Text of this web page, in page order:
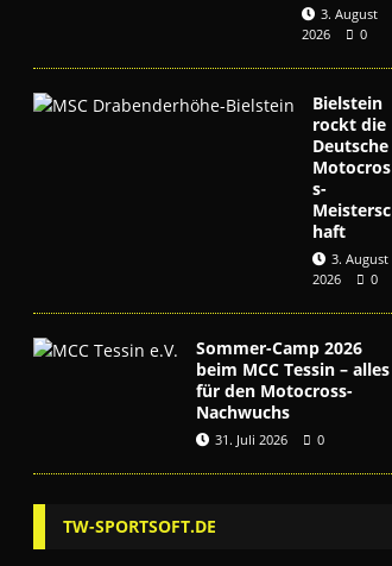
3. August
2026
0
Bielstein
rockt die
Deutsche
Motocros
s-
Meistersc
haft
3. August
2026
0
Sommer-Camp 2026
beim MCC Tessin – alles
für den Motocross-
Nachwuchs
31. Juli 2026 0
TW-SPORTSOFT.DE